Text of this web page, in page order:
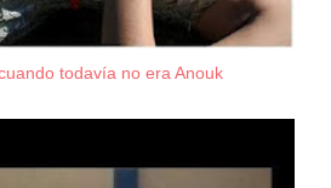
todavía no era Anouk